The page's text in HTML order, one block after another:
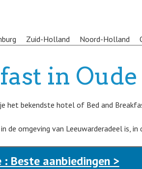
Zuid-Holland Noord-Holland
in
het bekendste hotel of Bed and
omgeving van Leeuwarderadeel is, in
: Beste aanbiedingen >